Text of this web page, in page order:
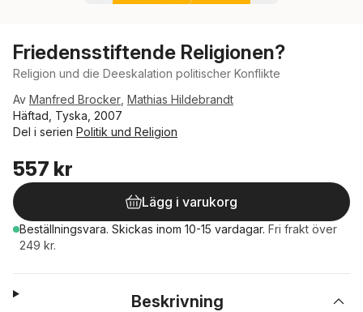
Friedensstiftende Religionen?
Religion und die Deeskalation politischer Konflikte
Av Manfred Brocker Mathias Hildebrandt
Häftad, Tyska, 2007
Del i serien Politik und Religion
557 kr
Lägg i varukorg
Beställningsvara. Skickas inom 10-15 vardagar. Fri frakt över
249 kr.
Beskrivning